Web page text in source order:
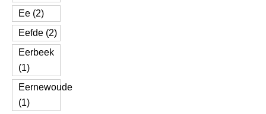
Ee (2)
Eefde (2)
Eerbeek
(1)
Eernewoude
(1)